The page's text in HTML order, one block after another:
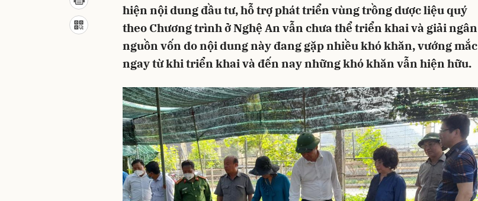
hiện nội dung đầu tư, hỗ trợ phát triển vùng trồng dược liệu quý
theo Chương trình ở Nghệ An vẫn chưa thể triển khai và giải ngân
nguồn vốn do nội dung này đang gặp nhiều khó khăn, vướng mắc
ngay từ khi triển khai và đến nay những khó khăn vẫn hiện hữu.